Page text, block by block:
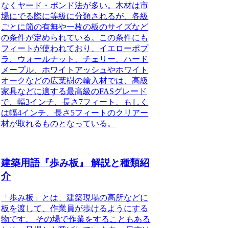
なくヤード・ポンド法が多い。木材は市
場にでる際に等級に分類されるが、各級
ごとに節の有無や一枚の板のサイズなど
の条件が定められている。この条件にも
フィートが使われており、 イエローポプ
ラ、ウォールナット、チェリー、ハード
メープル、ホワイトアッシュやホワイト
オークなどの広葉樹の輸入材では、高級
家具などに適する最高級のFASグレード
で、幅3インチ、長さ7フィート、もしく
は幅4インチ、長さ5フィートのクリアー
材が取れるものとなっている。
建築用語『歩み板』 解説と種類紹
介
「歩み板」とは、建築現場の高所などに
板を渡して、作業員が歩けるようにする
物です。
その場で作業をすることもある